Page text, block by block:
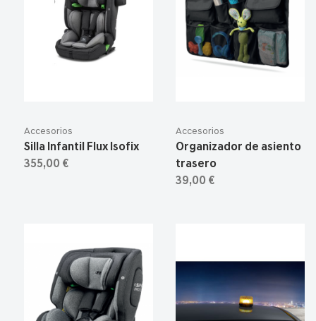
Accesorios
Silla Infantil Flux Isofix
355,00 €
Accesorios
Organizador de asiento
trasero
39,00 €